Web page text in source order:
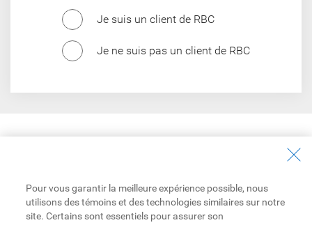
Je suis un client de RBC
Je ne suis pas un client de RBC
Pour vous garantir la meilleure expérience possible, nous
utilisons des témoins et des technologies similaires sur notre
site. Certains sont essentiels pour assurer son